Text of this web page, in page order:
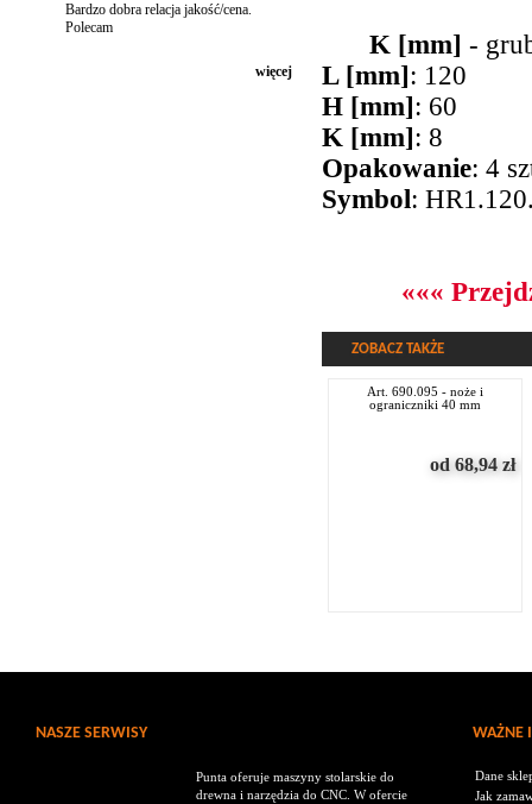
Bardzo dobra relacja jakość/cena.
Polecam
więcej
K [mm] -
L [mm]: 120
H [mm]: 60
K [mm]: 8
Opakowanie: 4
Symbol:
«««
ZOBACZ TAKŻE
art. 690.095 - noże i
ograniczniki 40 mm
od 68,94 zł
NASZE SERWISY WAŻNE
Punta oferuje maszyny stolarskie do
drewna i narzędzia do CNC. W ofercie
Dane
Jak